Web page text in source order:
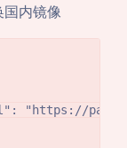
内镜像
"https://